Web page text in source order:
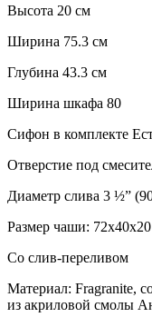
Высота 20 см
Ширина 75.3 см
Глубина 43.3 см
Ширина шкафа 80
Сифон в комплекте
Отверстие под
Диаметр слива 3 ½”
Размер чаши:
Со слив-переливом
Материал: Fragranite,
из акриловой смолы